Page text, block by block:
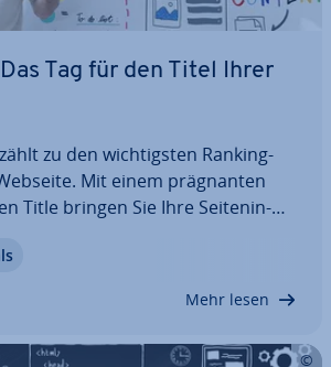
Tag für den Titel Ihrer
zu den wich­tigs­ten Ran­king­
Mit einem prä­gnan­ten
Title bringen Sie Ihre Sei­ten­in­
Klickan­rei­ze. Das HTML-title-
Mehr lesen